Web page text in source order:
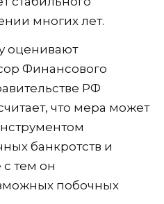
многих лет.
оценивают
Финансового
РФ
что мера может
банкротств и
с тем он
побочных